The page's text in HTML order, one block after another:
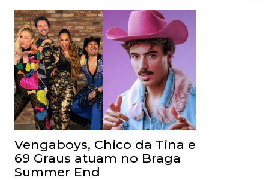
Vengaboys, Chico da Tina e
69 Graus atuam no Braga
Summer End